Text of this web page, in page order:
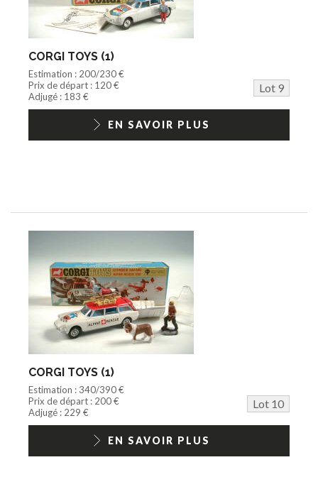
CORGI TOYS (1)
Estimation : 200/230 €
Prix de départ : 120 €
Lot 9
Adjugé : 183 €
EN SAVOIR PLUS
CORGI TOYS (1)
Estimation : 340/390 €
Prix de départ : 200 €
Lot 10
Adjugé : 229 €
EN SAVOIR PLUS